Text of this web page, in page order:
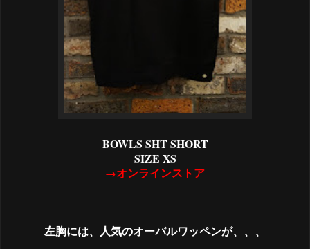
BOWLS SHT SHORT
SIZE XS
→オンラインストア
左胸には、人気のオーバルワッペンが、、、